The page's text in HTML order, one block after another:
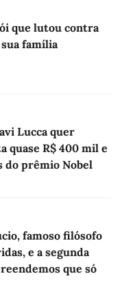
que lutou contra
família
Lucca quer
quase R$ 400 mil e
do prêmio Nobel
famoso filósofo
e a segunda
que só